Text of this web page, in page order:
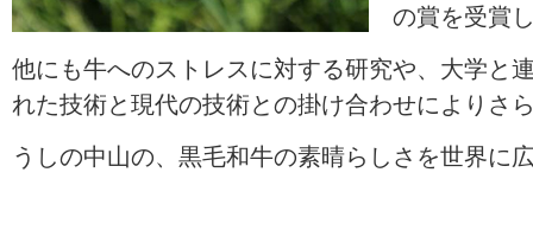
の賞を受賞
他にも牛へのストレスに対する研究や、大学と
れた技術と現代の技術との掛け合わせによりさ
うしの中山の、黒毛和牛の素晴らしさを世界に